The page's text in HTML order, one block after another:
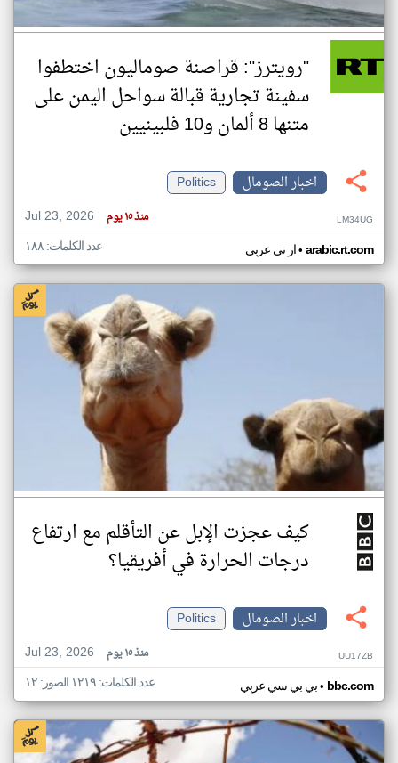
"رويترز": قراصنة صوماليون اختطفوا
سفينة تجارية قبالة سواحل اليمن على
متنها 8 ألمان و10 فلبينيين
اخبار الصومال
Politics
Jul 23, 2026
منذ ١٥ يوم LM34UG
ار تي عربي• arabic.rt.com عدد الكلمات: ١٨٨
كيف عجزت الإبل عن التأقلم مع ارتفاع
درجات الحرارة في أفريقيا؟
اخبار الصومال
Politics
Jul 23, 2026
منذ ١٥ يوم UU17ZB
بي بي سي عربي• bbc.com عدد الكلمات: ١٢١٩ الصور: ١٢